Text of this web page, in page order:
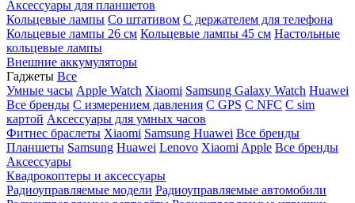
Аксессуары для планшетов
Кольцевые лампы Со штативом C держателем для телефона
Кольцевые лампы 26 см Кольцевые лампы 45 см Настольные
кольцевые лампы
Внешние аккумуляторы
Гаджеты Все
Умные часы Apple Watch Xiaomi Samsung Galaxy Watch Huawei
Все бренды C измерением давления C GPS C NFC C sim
картой Аксессуары для умных часов
Фитнес браслеты Xiaomi Samsung Huawei Все бренды
Планшеты Samsung Huawei Lenovo Xiaomi Apple Все бренды
Аксессуары
Квадрокоптеры и аксессуары
Радиоуправляемые модели Радиоуправляемые автомобили